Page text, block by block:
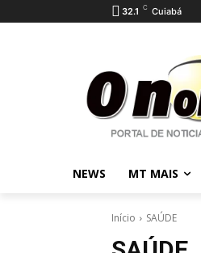
32.1 C Cuiabá
NEWS MT MAIS
Início SAÚDE